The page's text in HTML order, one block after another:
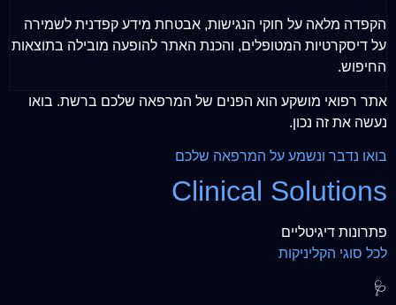
הקפדה מלאה על חוקי הנגישות, אבטחת מידע קפדנית לשמירה
על דיסקרטיות המטופלים, והכנת האתר להופעה מובילה בתוצאות
החיפוש.
אתר רפואי מושקע הוא הפנים של המרפאה שלכם ברשת. בואו
נעשה את זה נכון.
בואו נדבר ונשמע על המרפאה שלכם
Clinical Solutions
פתרונות דיגיטליים
לכל סוגי הקליניקות
🩺